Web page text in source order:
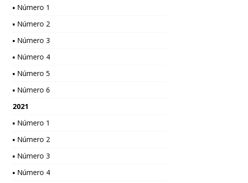
▪ Número 1
▪ Número 2
▪ Número 3
▪ Número 4
▪ Número 5
▪ Número 6
2021
▪ Número 1
▪ Número 2
▪ Número 3
▪ Número 4